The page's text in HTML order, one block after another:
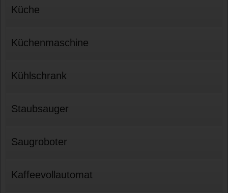
Küche
Küchenmaschine
Kühlschrank
Staubsauger
Saugroboter
Kaffeevollautomat